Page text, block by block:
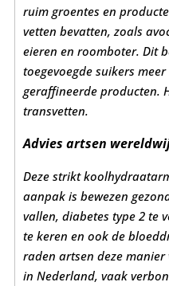
ruim groentes en
vetten bevatten, zoals
eieren en roomboter. Dit
toegevoegde suikers meer
geraffineerde producten.
transvetten.
Advies artsen
Deze strikt
aanpak is bewezen
vallen, diabetes type 2 te
te keren en ook de
raden artsen deze
in Nederland, vaak